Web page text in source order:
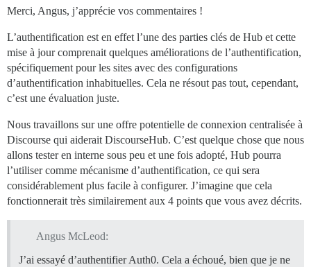
Merci, Angus, j’apprécie vos commentaires !
L’authentification est en effet l’une des parties clés de Hub et cette
mise à jour comprenait quelques améliorations de l’authentification,
spécifiquement pour les sites avec des configurations
d’authentification inhabituelles. Cela ne résout pas tout, cependant,
c’est une évaluation juste.
Nous travaillons sur une offre potentielle de connexion centralisée à
Discourse qui aiderait DiscourseHub. C’est quelque chose que nous
allons tester en interne sous peu et une fois adopté, Hub pourra
l’utiliser comme mécanisme d’authentification, ce qui sera
considérablement plus facile à configurer. J’imagine que cela
fonctionnerait très similairement aux 4 points que vous avez décrits.
Angus McLeod:
J’ai essayé d’authentifier Auth0. Cela a échoué, bien que je ne